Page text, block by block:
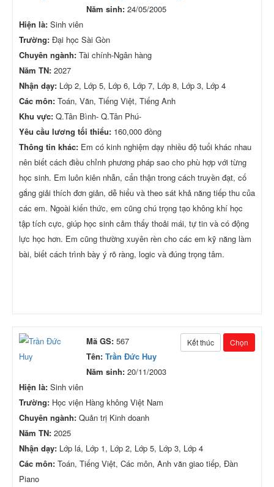
Năm sinh: 24/05/2005
Hiện là: Sinh viên
Trường: Đại học Sài Gòn
Chuyên ngành: Tài chính-Ngân hàng
Năm TN: 2027
Nhận dạy: Lớp 2, Lớp 5, Lớp 6, Lớp 7, Lớp 8, Lớp 3, Lớp 4
Các môn: Toán, Văn, Tiếng Việt, Tiếng Anh
Khu vực: Q.Tân Bình- Q.Tân Phú-
Yêu cầu lương tối thiểu: 160,000 đồng
Thông tin khác: Em có kinh nghiệm dạy nhiều độ tuổi khác nhau
nên biết cách điều chỉnh phương pháp sao cho phù hợp với từng
học sinh. Em luôn kiên nhẫn, cẩn thận trong cách truyền đạt, cố
gắng giải thích đơn giản, dễ hiểu và theo sát khả năng tiếp thu của
các em. Ngoài kiến thức, em cũng chú trọng tạo không khí học
tập tích cực, giúp học sinh cảm thấy thoải mái, tự tin và có động
lực học hơn. Em cũng thường xuyên rèn cho các em kỹ năng làm
bài, biết cách trình bày ý rõ ràng, logic và đúng trọng tâm.
Kết thúc Chọn
Mã GS: 567
Tên: Trần Đức Huy
Năm sinh: 20/11/2003
Hiện là: Sinh viên
Trường: Học viện Hàng không Việt Nam
Chuyên ngành: Quản trị Kinh doanh
Năm TN: 2025
Nhận dạy: Lớp lá, Lớp 1, Lớp 2, Lớp 5, Lớp 3, Lớp 4
Các môn: Toán, Tiếng Việt, Các môn, Anh văn giao tiếp, Đàn
Piano